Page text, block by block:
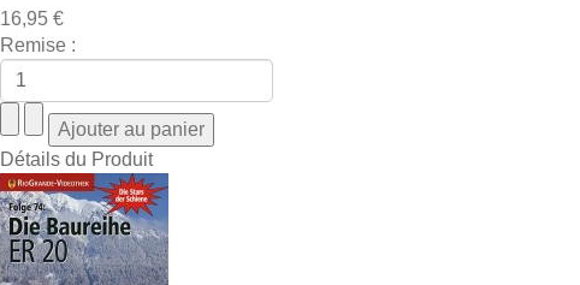
16,95 €
Remise :
Détails du Produit